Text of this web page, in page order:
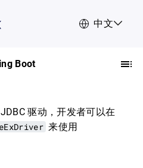
中文
Boot
驱动，开发者可以在
来使用